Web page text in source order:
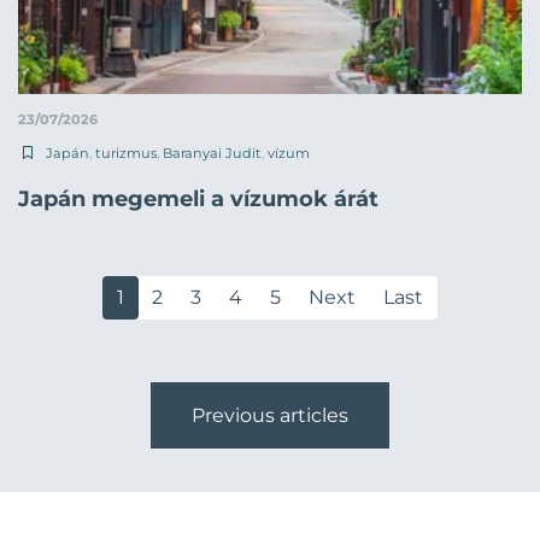
23/07/2026
Japán, turizmus, Baranyai Judit, vízum
Japán megemeli a vízumok árát
1 2 3 4 5 Next Last
Previous articles